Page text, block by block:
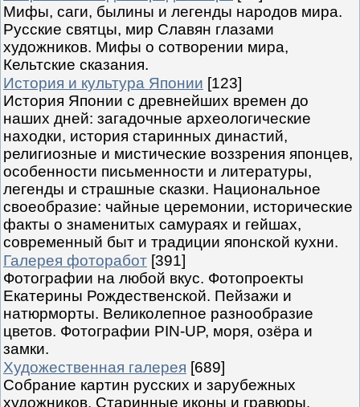
Мифы, саги, былины и легенды народов мира.
Русские святцы, мир Славян глазами
художников. Мифы о сотворении мира,
Кельтские сказания.
История и культура Японии [123]
История Японии с древнейших времен до
наших дней: загадочные археологические
находки, история старинных династий,
религиозные и мистические воззрения японцев,
особенности письменности и литературы,
легенды и страшные сказки. Национальное
своеобразие: чайные церемонии, исторические
факты о знаменитых самураях и гейшах,
современный быт и традиции японской кухни.
Галерея фоторабот [391]
Фотографии на любой вкус. Фотопроекты
Екатерины Рождественской. Пейзажи и
натюрморты. Великолепное разнообразие
цветов. Фотографии PIN-UP, моря, озёра и
замки.
Художественная галерея [689]
Собрание картин русских и зарубежных
художников. Старинные иконы и гравюры.